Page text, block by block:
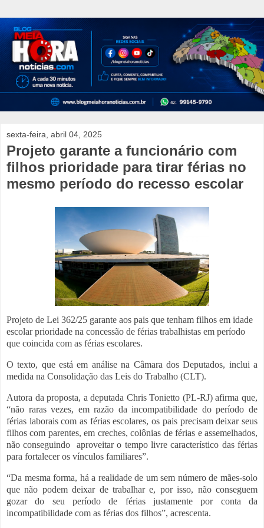
sexta-feira, abril 04, 2025
Projeto garante a funcionário com
filhos prioridade para tirar férias no
mesmo período do recesso escolar
Projeto de Lei 362/25 garante aos pais que tenham filhos em idade
escolar prioridade na concessão de férias trabalhistas em período
que coincida com as férias escolares.
O texto, que está em análise na Câmara dos Deputados, inclui a
medida na Consolidação das Leis do Trabalho (CLT).
Autora da proposta, a deputada Chris Tonietto (PL-RJ) afirma que,
“não raras vezes, em razão da incompatibilidade do período de
férias laborais com as férias escolares, os pais precisam deixar seus
filhos com parentes, em creches, colônias de férias e assemelhados,
não conseguindo aproveitar o tempo livre característico das férias
para fortalecer os vínculos familiares”.
“Da mesma forma, há a realidade de um sem número de mães-solo
que não podem deixar de trabalhar e, por isso, não conseguem
gozar do seu período de férias justamente por conta da
incompatibilidade com as férias dos filhos”, acrescenta.